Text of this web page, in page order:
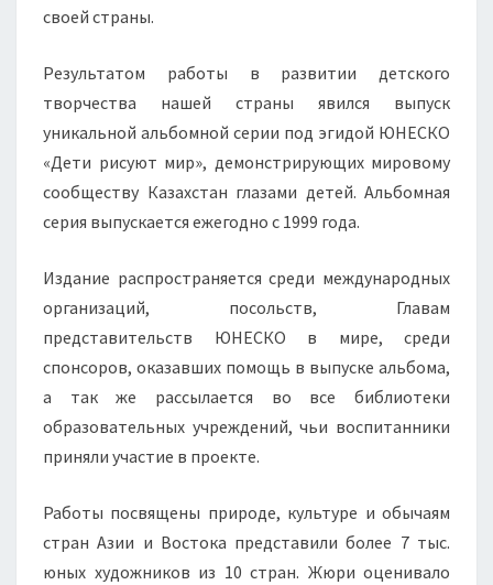
своей страны.
Результатом работы в развитии детского
творчества нашей страны явился выпуск
уникальной альбомной серии под эгидой ЮНЕСКО
«Дети рисуют мир», демонстрирующих мировому
сообществу Казахстан глазами детей. Альбомная
серия выпускается ежегодно с 1999 года.
Издание распространяется среди международных
организаций, посольств, Главам
представительств ЮНЕСКО в мире, среди
спонсоров, оказавших помощь в выпуске альбома,
а так же рассылается во все библиотеки
образовательных учреждений, чьи воспитанники
приняли участие в проекте.
Работы посвящены природе, культуре и обычаям
стран Азии и Востока представили более 7 тыс.
юных художников из 10 стран. Жюри оценивало